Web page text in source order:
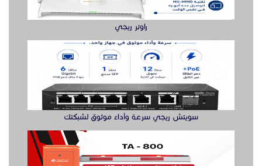
بوابه مواقف السيارات بوابة دخول وخروج
صيانة التلفزيةن والصوتيات